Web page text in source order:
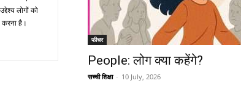
लोगों को
है।
फीचर
People: लोग क्या कहेंगे?
सच्ची शिक्षा - 10 July, 2026